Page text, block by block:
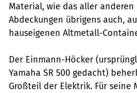
Material, wie das aller anderen
Abdeckungen übrigens auch,
hauseigenen Altmetall-
Der Einmann-Höcker
Yamaha SR 500 gedacht)
Großteil der Elektrik. Für seine